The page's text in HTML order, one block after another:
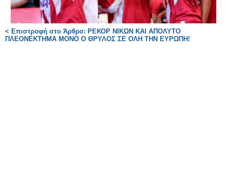
< Επιστροφή στο Άρθρο: ΡΕΚΟΡ ΝΙΚΩΝ ΚΑΙ ΑΠΟΛΥΤΟ
ΠΛΕΟΝΕΚΤΗΜΑ ΜΟΝΟ Ο ΘΡΥΛΟΣ ΣΕ ΟΛΗ ΤΗΝ ΕΥΡΩΠΗ!